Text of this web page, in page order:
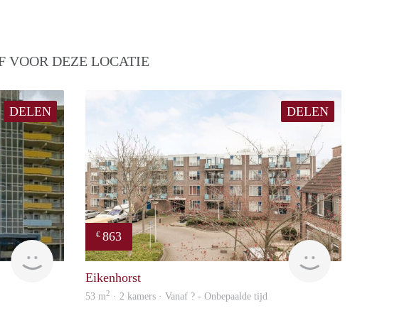
VOOR DEZE LOCATIE
DELEN
rent
DELEN
€ 863
Woning
Eikenhorst
53 m2 · 2 kamers · Vanaf ? - Onbepaalde tijd